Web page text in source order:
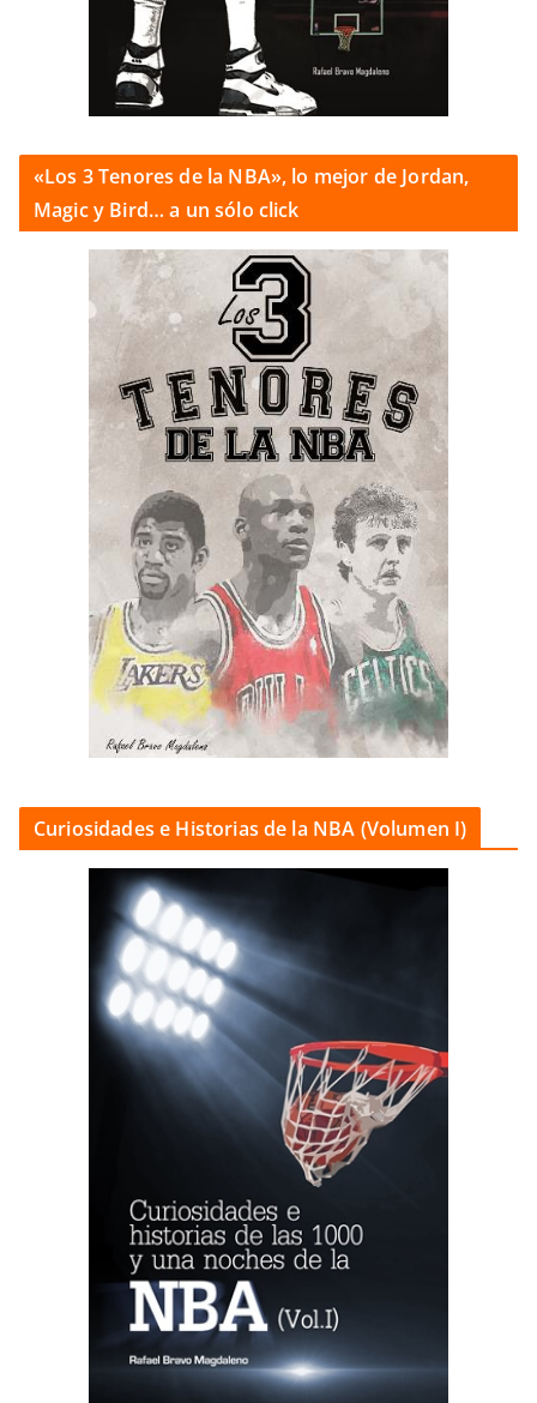
«Los 3 Tenores de la NBA», lo mejor de Jordan,
Magic y Bird… a un sólo click
Curiosidades e Historias de la NBA (Volumen I)